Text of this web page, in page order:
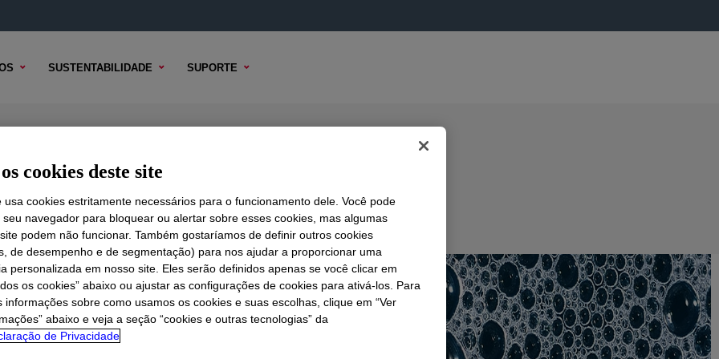
SUSTENTABILIDADE SUPORTE
TÉCNICO OPÇÕES DE AMOSTRA OPÇÕES DE COMPRA
cookies deste site
usa cookies estritamente necessários para o funcionamento dele. Você pode
navegador para bloquear ou alertar sobre esses cookies, mas algumas
podem não funcionar. Também gostaríamos de definir outros cookies
de desempenho e de segmentação) para nos ajudar a proporcionar uma
personalizada em nosso site. Eles serão definidos apenas se você clicar em
os cookies” abaixo ou ajustar as configurações de cookies para ativá-los. Para
informações sobre como usamos os cookies e suas escolhas, clique em “Ver
abaixo e veja a seção “cookies e outras tecnologias” da
de Privacidade